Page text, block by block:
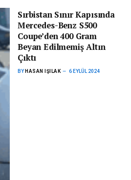
Sırbistan Sınır Kapısında
Mercedes-Benz S500
Coupe’den 400 Gram
Beyan Edilmemiş Altın
Çıktı
BY HASAN IŞILAK 6 EYLÜL 2024